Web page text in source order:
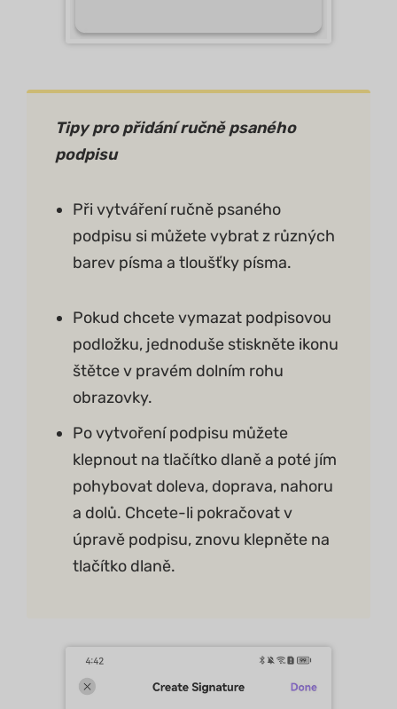
Tipypro přidání ručně psaného
podpisu
Při vytváření ručně psaného
podpisu si můžete vybrat z různých
barev písma a tloušťky písma.
Pokud chcete vymazat podpisovou
podložku, jednoduše stiskněte ikonu
štětce v pravém dolním rohu
obrazovky.
Po vytvoření podpisu můžete
klepnout na tlačítko dlaně a poté jím
pohybovat doleva, doprava, nahoru
a dolů. Chcete-li pokračovat v
úpravě podpisu, znovu klepněte na
tlačítko dlaně.